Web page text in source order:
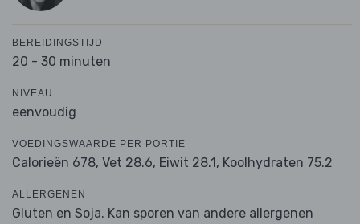
BEREIDINGSTIJD
20 - 30 minuten
NIVEAU
eenvoudig
VOEDINGSWAARDE PER PORTIE
Calorieën 678, Vet 28.6, Eiwit 28.1, Koolhydraten 75.2
ALLERGENEN
Gluten en Soja. Kan sporen van andere allergenen